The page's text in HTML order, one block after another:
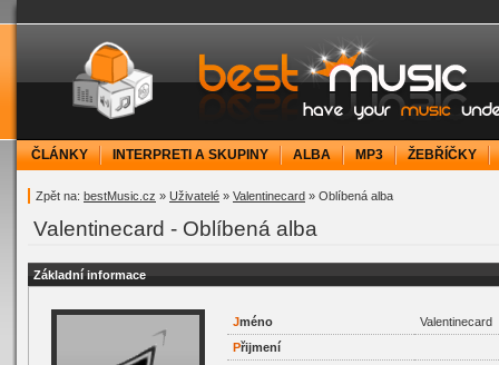
bestMusic.cz - Have your music under
ČLÁNKY INTERPRETI A SKUPINY ALBA MP3 ŽEBŘÍČKY
Zpět na: bestMusic.cz » Uživatelé » Valentinecard » Oblíbená alba
Valentinecard - Oblíbená alba
Základní informace
Jméno
Valentinecard
Přijmení